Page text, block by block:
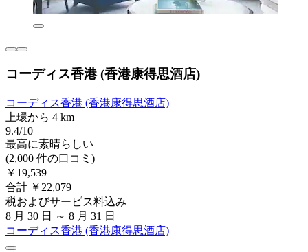
コーディス香港 (香港康得思酒店)
コーディス香港 (香港康得思酒店)
上環から 4 km
9.4/10
最高に素晴らしい
(2,000 件の口コミ)
￥19,539
合計 ￥22,079
税およびサービス料込み
8 月 30 日 ～ 8 月 31 日
コーディス香港 (香港康得思酒店)